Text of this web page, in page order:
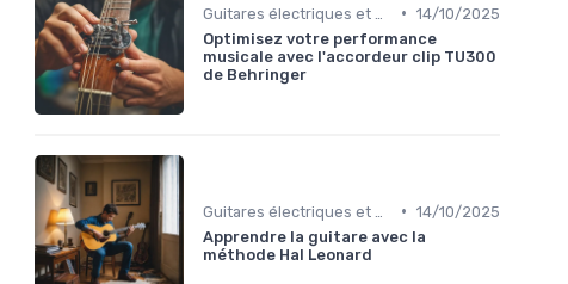
• 14/10/2025
Optimisez votre performance
musicale avec l'accordeur clip TU300
de Behringer
• 14/10/2025
Apprendre la guitare avec la
méthode Hal Leonard